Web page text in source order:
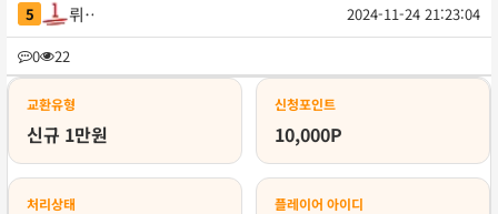
5 뤼신
2024-11-24 21:23:04
0
22
록
교환유형
신규 1만원
신청포인트
10,000P
처리상태 플레이어 아이디